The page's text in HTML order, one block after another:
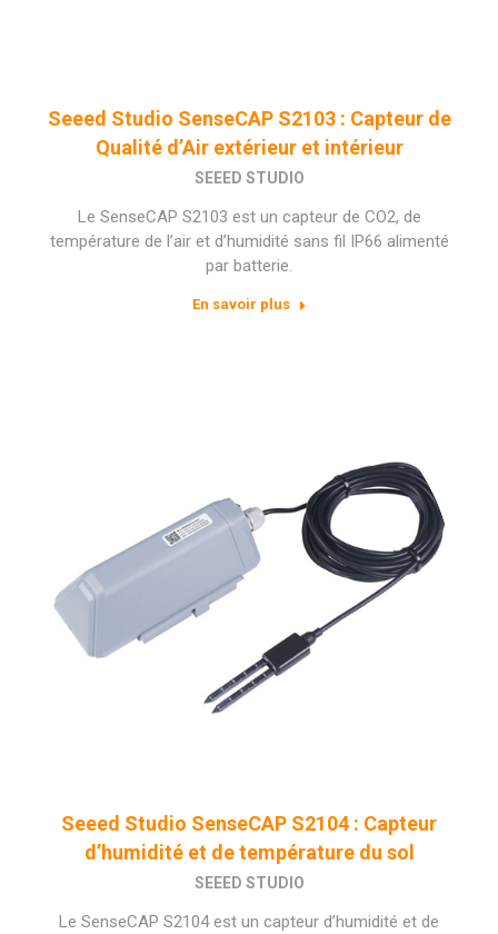
Seeed Studio SenseCAP S2103 : Capteur de
Qualité d’Air extérieur et intérieur
SEEED STUDIO
Le SenseCAP S2103 est un capteur de CO2, de
température de l’air et d’humidité sans fil IP66 alimenté
par batterie.
En savoir plus
Seeed Studio SenseCAP S2104 : Capteur
d’humidité et de température du sol
SEEED STUDIO
Le SenseCAP S2104 est un capteur d’humidité et de